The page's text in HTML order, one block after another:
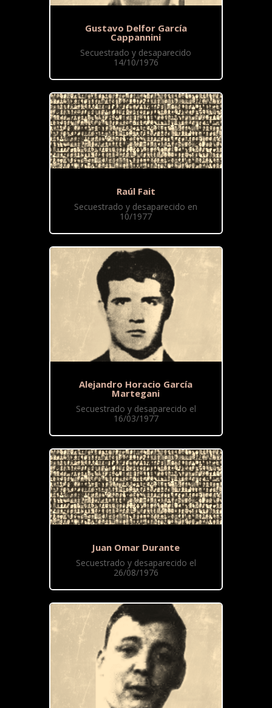
Gustavo Delfor García
Cappannini
Secuestrado y desaparecido
14/10/1976
Raúl Fait
Secuestrado y desaparecido en
10/1977
Alejandro Horacio García
Martegani
Secuestrado y desaparecido el
16/03/1977
Juan Omar Durante
Secuestrado y desaparecido el
26/08/1976